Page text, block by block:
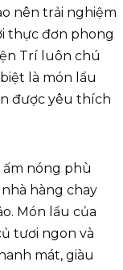
nên trải nghiệm
thực đơn phong
Trí luôn chú
là món lẩu
được yêu thích
nóng phù
hàng chay
Món lẩu của
tươi ngon và
mát, giàu